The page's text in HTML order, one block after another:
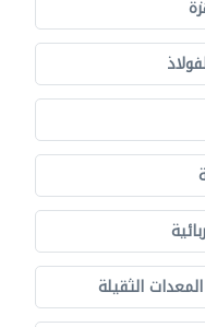
الثقيلة